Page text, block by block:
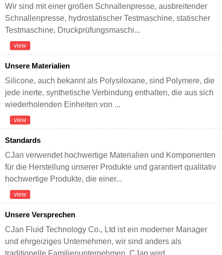
Wir sind mit einer großen Schnallenpresse, ausbreitender
Schnallenpresse, hydrostatischer Testmaschine, statischer
Testmaschine, Druckprüfungsmaschi...
view
Unsere Materialien
Silicone, auch bekannt als Polysiloxane, sind Polymere, die
jede inerte, synthetische Verbindung enthalten, die aus sich
wiederholenden Einheiten von ...
view
Standards
CJan verwendet hochwertige Materialien und Komponenten
für die Herstellung unserer Produkte und garantiert qualitativ
hochwertige Produkte, die einer...
view
Unsere Versprechen
CJan Fluid Technology Co., Ltd ist ein moderner Manager
und ehrgeiziges Unternehmen, wir sind anders als
traditionelle Familienunternehmen, CJan wird ...